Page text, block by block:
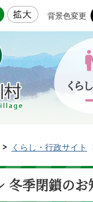
背景色変更
くらし・行政サイト
冬季閉鎖のお